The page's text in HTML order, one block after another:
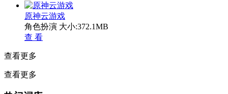
原神云游戏
角色扮演 大小:372.1MB
查 看
查看更多
查看更多